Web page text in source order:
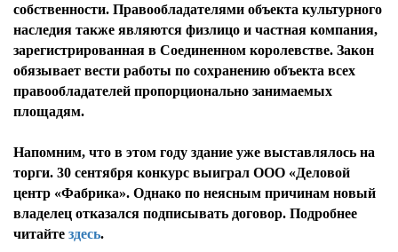
собственности. Правообладателями объекта культурного
наследия также являются физлицо и частная компания,
зарегистрированная в Соединенном королевстве. Закон
обязывает вести работы по сохранению объекта всех
правообладателей пропорционально занимаемых
площадям.
Напомним, что в этом году здание уже выставлялось на
торги. 30 сентября конкурс выиграл ООО «Деловой
центр «Фабрика». Однако по неясным причинам новый
владелец отказался подписывать договор. Подробнее
читайте здесь.